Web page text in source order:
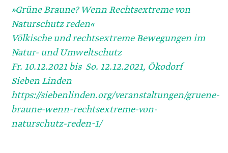
»Grüne Braune? Wenn Rechtsextreme von
Naturschutz reden«
Völkische und rechtsextreme Bewegungen im
Natur- und Umweltschutz
Fr. 10.12.2021 bis So. 12.12.2021, Ökodorf
Sieben Linden
https://siebenlinden.org/veranstaltungen/gruene-
braune-wenn-rechtsextreme-von-
naturschutz-reden-1/